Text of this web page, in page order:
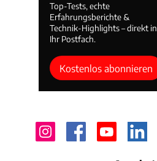
Top-Tests, echte
Erfahrungsberichte &
Technik-Highlights – direkt in
Ihr Postfach.
Kostenlos abonnieren